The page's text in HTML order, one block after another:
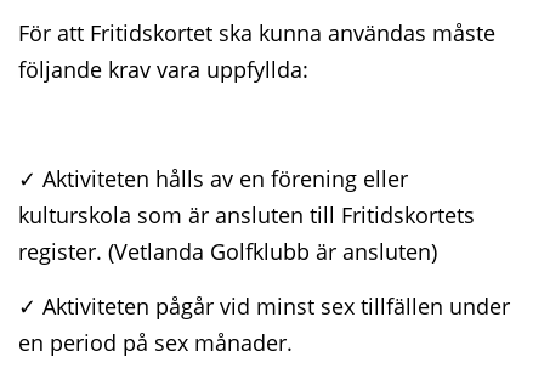
För att Fritidskortet ska kunna användas måste
följande krav vara uppfyllda:
✓ Aktiviteten hålls av en förening eller
kulturskola som är ansluten till Fritidskortets
register. (Vetlanda Golfklubb är ansluten)
✓ Aktiviteten pågår vid minst sex tillfällen under
en period på sex månader.